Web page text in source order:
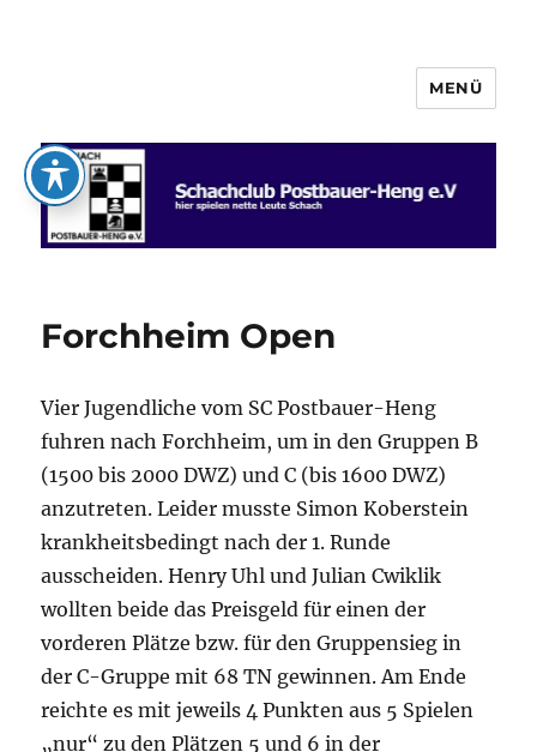
Schachclub Postbauer-Heng e.V.
MENÜ
Forchheim Open
Vier Jugendliche vom SC Postbauer-Heng
fuhren nach Forchheim, um in den Gruppen B
(1500 bis 2000 DWZ) und C (bis 1600 DWZ)
anzutreten. Leider musste Simon Koberstein
krankheitsbedingt nach der 1. Runde
ausscheiden. Henry Uhl und Julian Cwiklik
wollten beide das Preisgeld für einen der
vorderen Plätze bzw. für den Gruppensieg in
der C-Gruppe mit 68 TN gewinnen. Am Ende
reichte es mit jeweils 4 Punkten aus 5 Spielen
„nur“ zu den Plätzen 5 und 6 in der